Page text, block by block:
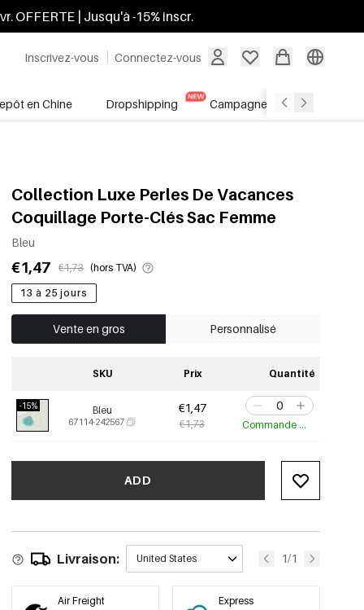
OFFERTE | Jusqu'à -15% inscr.
Inscrivez-vous Connectez-vous
en Chine Dropshipping Campagnes Soldes
Collection Luxe Perles De Vacances
Coquillage Porte-Clés Sac Femme
Bleu
€1,47 €1,73 (hors TVA)
13 à 25 jours
Vente en gros Personnalisé
SKU Prix Quantité
-15% Bleu
67114-242567
€1,47
€1,73 Commande min. de 3 pcs
ADD
Livraison: United States 1/1
Air Freight
Express